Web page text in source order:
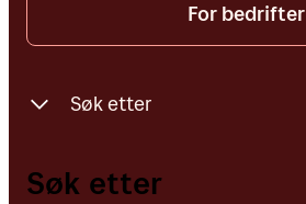
For bedrifter
Søk etter
Finn oss på kartet
Søk etter